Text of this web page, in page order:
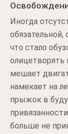
Иногда
обязательной,
что стало
олицетворять
мешает
намекает на
прыжок в
больше не